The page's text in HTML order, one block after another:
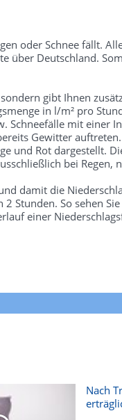
oder Schnee fällt.
über Deutschland.
gibt Ihnen
in l/m² pro
Schneefälle mit einer
Gewitter
und Rot dargestellt.
bei Regen,
damit die
2 Stunden. So sehen
einer
Nach